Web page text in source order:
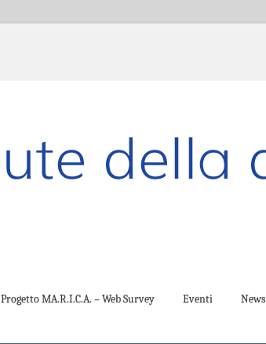
Progetto MA.R.I.C.A. – Web Survey Eventi News